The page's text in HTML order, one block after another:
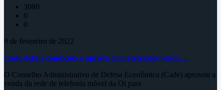
3080
0
0
9 de fevereiro de 2022
Cade define condições e aprova com restrições venda…
O Conselho Administrativo de Defesa Econômica (Cade) aprovou a
venda da rede de telefonia móvel da Oi para